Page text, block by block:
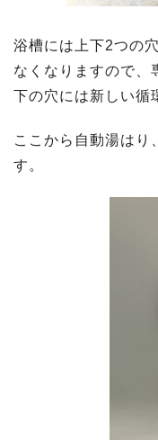
浴槽には上下2つの
なくなりますので、
下の穴には新しい循
ここから自動湯はり
す。